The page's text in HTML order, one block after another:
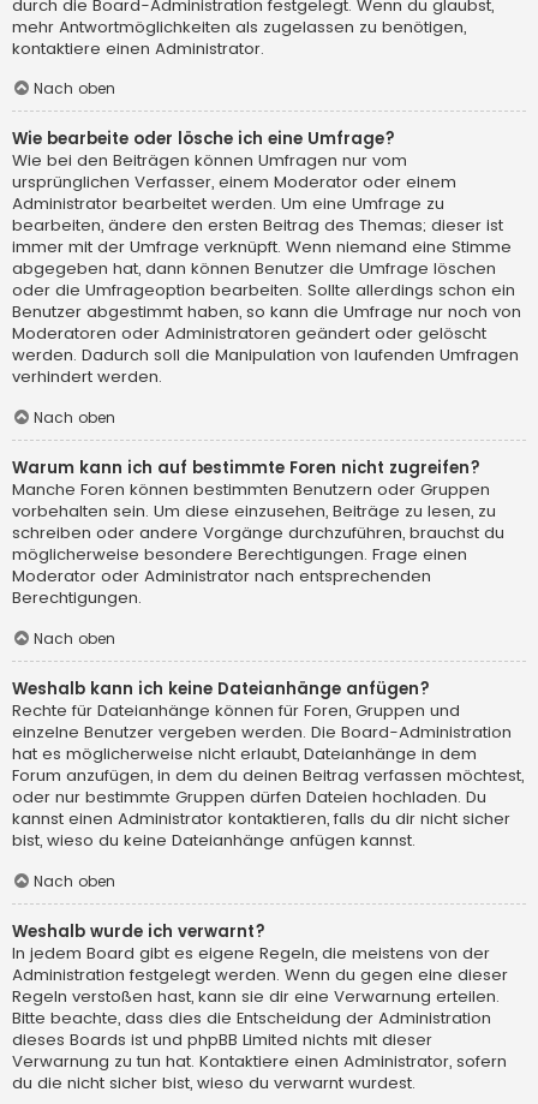
durch die Board-Administration festgelegt. Wenn du glaubst,
mehr Antwortmöglichkeiten als zugelassen zu benötigen,
kontaktiere einen Administrator.
Nach oben
Wie bearbeite oder lösche ich eine Umfrage?
Wie bei den Beiträgen können Umfragen nur vom
ursprünglichen Verfasser, einem Moderator oder einem
Administrator bearbeitet werden. Um eine Umfrage zu
bearbeiten, ändere den ersten Beitrag des Themas; dieser ist
immer mit der Umfrage verknüpft. Wenn niemand eine Stimme
abgegeben hat, dann können Benutzer die Umfrage löschen
oder die Umfrageoption bearbeiten. Sollte allerdings schon ein
Benutzer abgestimmt haben, so kann die Umfrage nur noch von
Moderatoren oder Administratoren geändert oder gelöscht
werden. Dadurch soll die Manipulation von laufenden Umfragen
verhindert werden.
Nach oben
Warum kann ich auf bestimmte Foren nicht zugreifen?
Manche Foren können bestimmten Benutzern oder Gruppen
vorbehalten sein. Um diese einzusehen, Beiträge zu lesen, zu
schreiben oder andere Vorgänge durchzuführen, brauchst du
möglicherweise besondere Berechtigungen. Frage einen
Moderator oder Administrator nach entsprechenden
Berechtigungen.
Nach oben
Weshalb kann ich keine Dateianhänge anfügen?
Rechte für Dateianhänge können für Foren, Gruppen und
einzelne Benutzer vergeben werden. Die Board-Administration
hat es möglicherweise nicht erlaubt, Dateianhänge in dem
Forum anzufügen, in dem du deinen Beitrag verfassen möchtest,
oder nur bestimmte Gruppen dürfen Dateien hochladen. Du
kannst einen Administrator kontaktieren, falls du dir nicht sicher
bist, wieso du keine Dateianhänge anfügen kannst.
Nach oben
Weshalb wurde ich verwarnt?
In jedem Board gibt es eigene Regeln, die meistens von der
Administration festgelegt werden. Wenn du gegen eine dieser
Regeln verstoßen hast, kann sie dir eine Verwarnung erteilen.
Bitte beachte, dass dies die Entscheidung der Administration
dieses Boards ist und phpBB Limited nichts mit dieser
Verwarnung zu tun hat. Kontaktiere einen Administrator, sofern
du die nicht sicher bist, wieso du verwarnt wurdest.